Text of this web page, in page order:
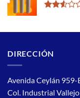
2.51
DIRECCIÓN
Avenida Ceylán
Col. Industrial Vallejo